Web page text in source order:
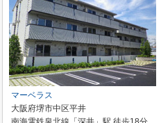
マーベラス
大阪府堺市中区平井